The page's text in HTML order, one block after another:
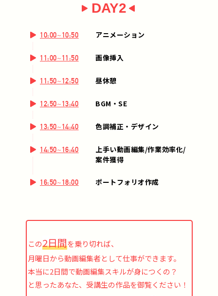
DAY2
10:00~10:50 アニメーション
11:00~11:50 画像挿入
11:50~12:50 昼休憩
12:50~13:40 BGM・SE
13:50~14:40 色調補正・デザイン
14:50~16:40
上手い動画編集/作業効率化/
案件獲得
16:50~18:00 ポートフォリオ作成
この2日間を乗り切れば、
月曜日から動画編集者として仕事ができます。
本当に2日間で動画編集スキルが身につくの？
と思ったあなた、受講生の作品を御覧ください！